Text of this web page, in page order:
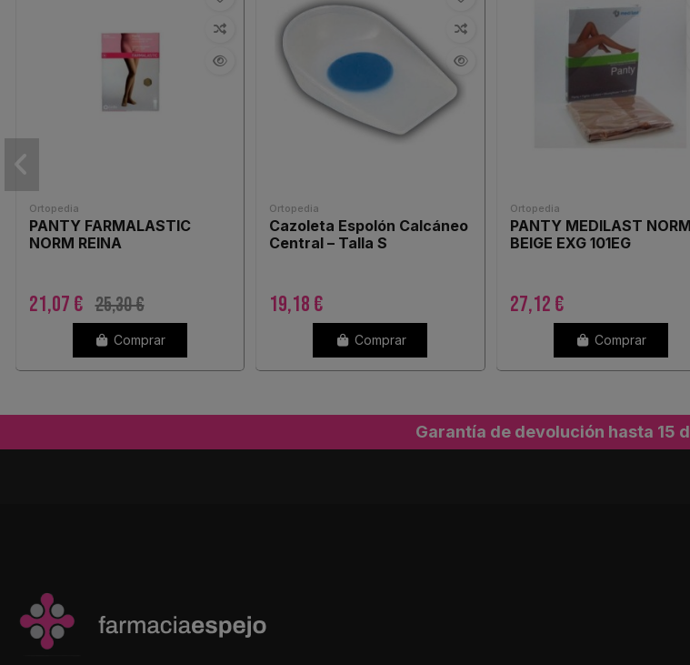
Ortopedia
PANTY FARMALASTIC
NORM REINA
21,07 € 25,30 €
Comprar
Ortopedia
Cazoleta Espolón Calcáneo
Central – Talla S
19,18 €
Comprar
Ortopedia
PANTY MEDILAST
BEIGE EXG 101EG
27,12 €
Comprar
Garantía de devolución hasta 15